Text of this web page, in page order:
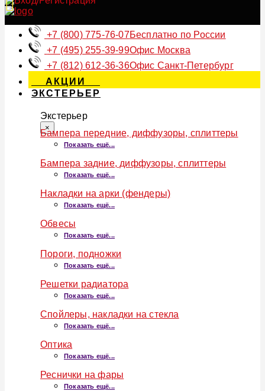
+7 (800) 775-76-07Бесплатно по России
+7 (495) 255-39-99Офис Москва
+7 (812) 612-36-36Офис Санкт-Петербург
АКЦИИ
ЭКСТЕРЬЕР
Экстерьер
×
Бампера передние, диффузоры, сплиттеры
Показать ещё...
Бампера задние, диффузоры, сплиттеры
Показать ещё...
Накладки на арки (фендеры)
Показать ещё...
Обвесы
Показать ещё...
Пороги, подножки
Показать ещё...
Решетки радиатора
Показать ещё...
Спойлеры, накладки на стекла
Показать ещё...
Оптика
Показать ещё...
Реснички на фары
Показать ещё...